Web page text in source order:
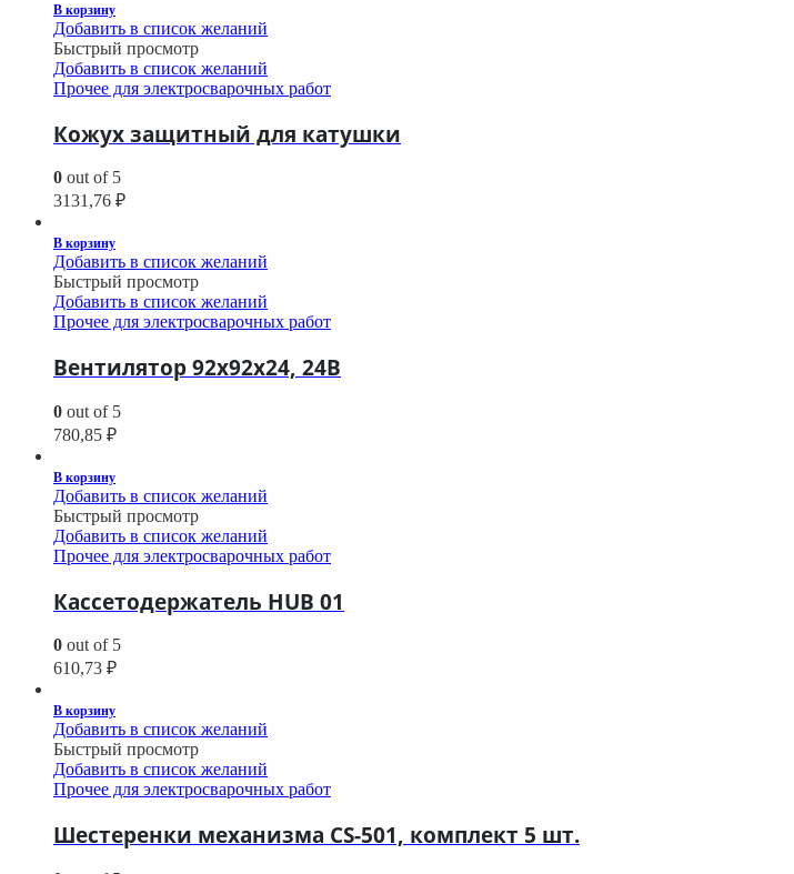
В корзину
Добавить в список желаний
Быстрый просмотр
Добавить в список желаний
Прочее для электросварочных работ
Кожух защитный для катушки
0 out of 5
3131,76 ₽
В корзину
Добавить в список желаний
Быстрый просмотр
Добавить в список желаний
Прочее для электросварочных работ
Вентилятор 92х92х24, 24В
0 out of 5
780,85 ₽
В корзину
Добавить в список желаний
Быстрый просмотр
Добавить в список желаний
Прочее для электросварочных работ
Кассетодержатель HUB 01
0 out of 5
610,73 ₽
В корзину
Добавить в список желаний
Быстрый просмотр
Добавить в список желаний
Прочее для электросварочных работ
Шестеренки механизма CS-501, комплект 5 шт.